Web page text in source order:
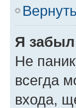
Я
Не
всегда
входа,